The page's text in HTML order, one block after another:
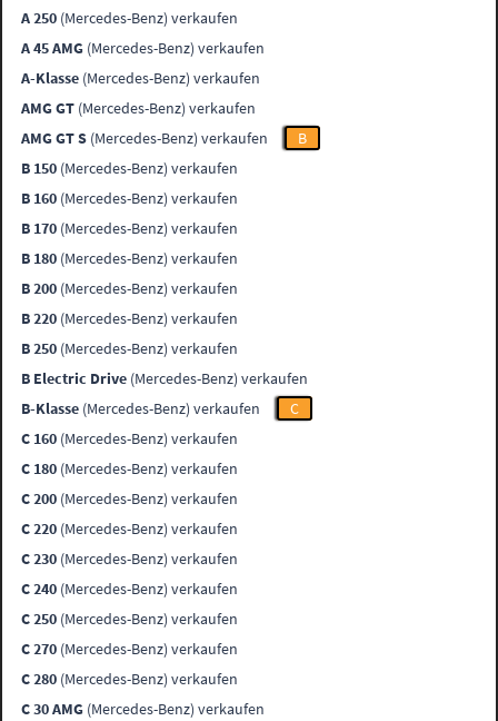
A 250 (Mercedes-Benz) verkaufen
A 45 AMG (Mercedes-Benz) verkaufen
A-Klasse (Mercedes-Benz) verkaufen
AMG GT (Mercedes-Benz) verkaufen
AMG GT S (Mercedes-Benz) verkaufen
B
B 150 (Mercedes-Benz) verkaufen
B 160 (Mercedes-Benz) verkaufen
B 170 (Mercedes-Benz) verkaufen
B 180 (Mercedes-Benz) verkaufen
B 200 (Mercedes-Benz) verkaufen
B 220 (Mercedes-Benz) verkaufen
B 250 (Mercedes-Benz) verkaufen
B Electric Drive (Mercedes-Benz) verkaufen
B-Klasse (Mercedes-Benz) verkaufen
C
C 160 (Mercedes-Benz) verkaufen
C 180 (Mercedes-Benz) verkaufen
C 200 (Mercedes-Benz) verkaufen
C 220 (Mercedes-Benz) verkaufen
C 230 (Mercedes-Benz) verkaufen
C 240 (Mercedes-Benz) verkaufen
C 250 (Mercedes-Benz) verkaufen
C 270 (Mercedes-Benz) verkaufen
C 280 (Mercedes-Benz) verkaufen
C 30 AMG (Mercedes-Benz) verkaufen